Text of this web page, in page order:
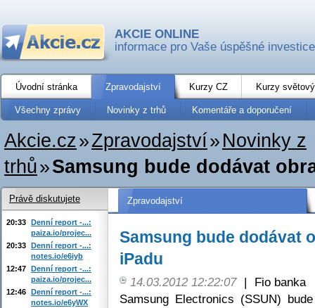
AKCIE ONLINE
informace pro Vaše úspěšné investice
Úvodní stránka Zpravodajství Kurzy CZ Kurzy
Všechny zprávy Novinky z trhů Komentáře a doporučení
Akcie.cz»Zpravodajství» Novinky z
trhů»Samsung bude dodávat
Zpravodajství
Samsung bude dodávat
iPadu
14.03.2012 12:22:07 |
Fio banka
Samsung Electronics (SSUN)
Právě diskutujete
20:33 Denní report -...:
paiza.io/projec...
20:33 Denní report -...:
notes.io/e6iyb
12:47 Denní report -...:
paiza.io/projec...
12:46 Denní report -...:
notes.io/e6yWX